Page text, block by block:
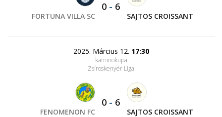
FORTUNA VILLA SC
0 - 6
SAJTOS CROISSANT
2025. Március 12. 17:30
kaminokupa
Zsíroskenyér Liga
FENOMENON FC
0 - 6
SAJTOS CROISSANT